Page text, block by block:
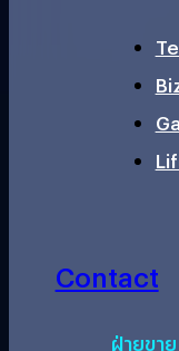
Contact
ฝ่ายขา